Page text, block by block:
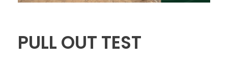
PULL OUT TEST